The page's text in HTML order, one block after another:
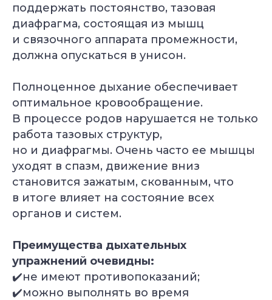
поддержать постоянство, тазовая
диафрагма, состоящая из мышц
и связочного аппарата промежности,
должна опускаться в унисон.
Полноценное дыхание обеспечивает
оптимальное кровообращение.
В процессе родов нарушается не только
работа тазовых структур,
но и диафрагмы. Очень часто ее мышцы
уходят в спазм, движение вниз
становится зажатым, скованным, что
в итоге влияет на состояние всех
органов и систем.
Преимущества дыхательных
упражнений очевидны:
✔️не имеют противопоказаний;
✔️можно выполнять во время
Бесплатно + бонус до 40 000 ₽
Подберём курс йоги
под вашу цель
Уже 2 300+ заявок
за последний месяц